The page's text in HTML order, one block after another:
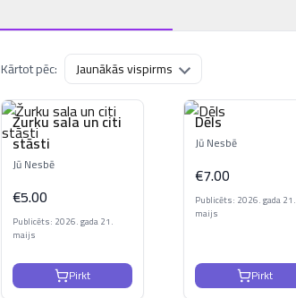
Kārtot pēc:
Žurku sala un citi
stāsti
Jū Nesbē
€5.00
Publicēts: 2026. gada 21.
maijs
Pirkt
Dēls
Jū Nesbē
€7.00
Publicēts: 2026. gada 21.
maijs
Pirkt